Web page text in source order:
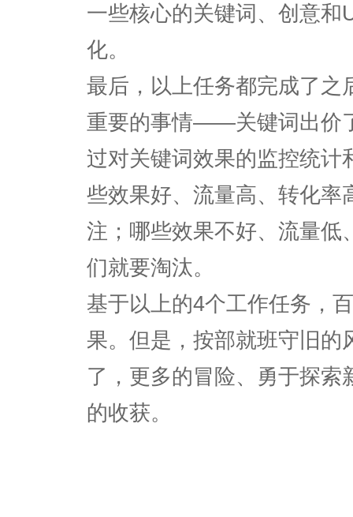
一些核心的关键词、创意和
化。
最后，以上任务都完成了之
重要的事情——关键词出价
过对关键词效果的监控统计
些效果好、流量高、转化率
注；哪些效果不好、流量低
们就要淘汰。
基于以上的4个工作任务，
果。但是，按部就班守旧的
了，更多的冒险、勇于探
的收获。